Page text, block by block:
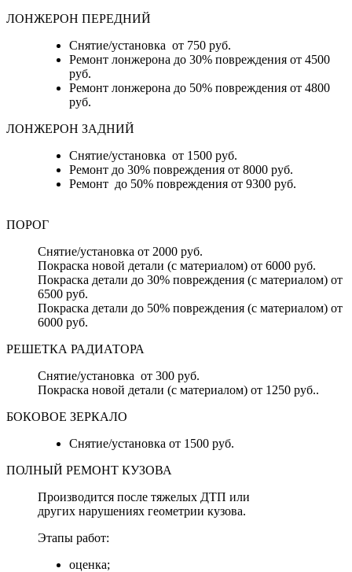
ЛОНЖЕРОН ПЕРЕДНИЙ
Снятие/установка от 750 руб.
Ремонт лонжерона до 30% повреждения от 4500
руб.
Ремонт лонжерона до 50% повреждения от 4800
руб.
ЛОНЖЕРОН ЗАДНИЙ
Снятие/установка от 1500 руб.
Ремонт до 30% повреждения от 8000 руб.
Ремонт до 50% повреждения от 9300 руб.
ПОРОГ
Снятие/установка от 2000 руб.
Покраска новой детали (с материалом) от 6000 руб.
Покраска детали до 30% повреждения (с материалом) от
6500 руб.
Покраска детали до 50% повреждения (с материалом) от
6000 руб.
РЕШЕТКА РАДИАТОРА
Снятие/установка от 300 руб.
Покраска новой детали (с материалом) от 1250 руб..
БОКОВОЕ ЗЕРКАЛО
Снятие/установка от 1500 руб.
ПОЛНЫЙ РЕМОНТ КУЗОВА
Производится после тяжелых ДТП или
других нарушениях геометрии кузова.
Этапы работ:
оценка;